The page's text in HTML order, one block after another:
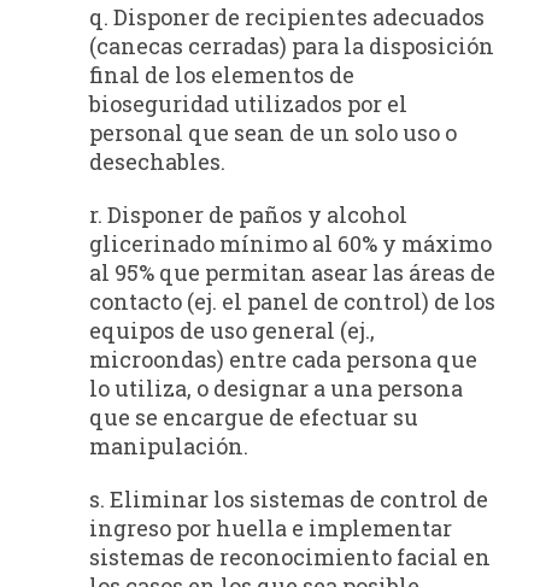
q. Disponer de recipientes adecuados
(canecas cerradas) para la disposición
final de los elementos de
bioseguridad utilizados por el
personal que sean de un solo uso o
desechables.
r. Disponer de paños y alcohol
glicerinado mínimo al 60% y máximo
al 95% que permitan asear las áreas de
contacto (ej. el panel de control) de los
equipos de uso general (ej.,
microondas) entre cada persona que
lo utiliza, o designar a una persona
que se encargue de efectuar su
manipulación.
s. Eliminar los sistemas de control de
ingreso por huella e implementar
sistemas de reconocimiento facial en